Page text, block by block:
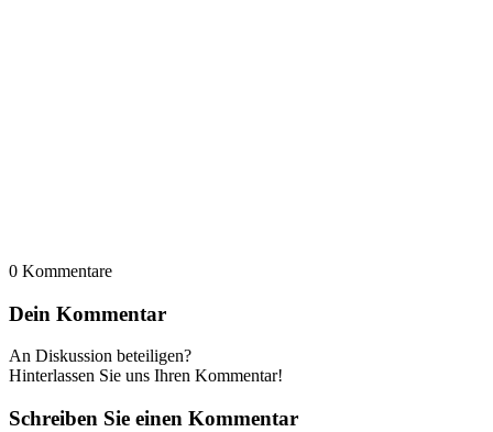
0 Kommentare
Dein Kommentar
An Diskussion beteiligen?
Hinterlassen Sie uns Ihren Kommentar!
Schreiben Sie einen Kommentar